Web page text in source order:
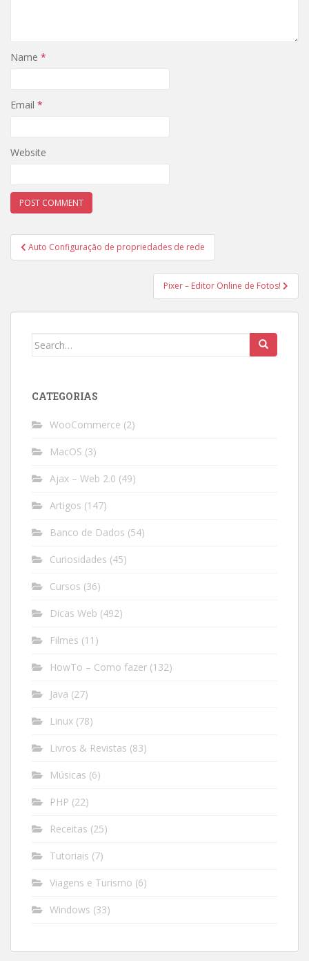
Name *
Email *
Website
Post
navigation
Auto Configuração de propriedades de rede
Pixer – Editor Online de Fotos!
Search
CATEGORIAS
WooCommerce (2)
MacOS (3)
Ajax – Web 2.0 (49)
Artigos (147)
Banco de Dados (54)
Curiosidades (45)
Cursos (36)
Dicas Web (492)
Filmes (11)
HowTo – Como fazer (132)
Java (27)
Linux (78)
Livros & Revistas (83)
Músicas (6)
PHP (22)
Receitas (25)
Tutoriais (7)
Viagens e Turismo (6)
Windows (33)